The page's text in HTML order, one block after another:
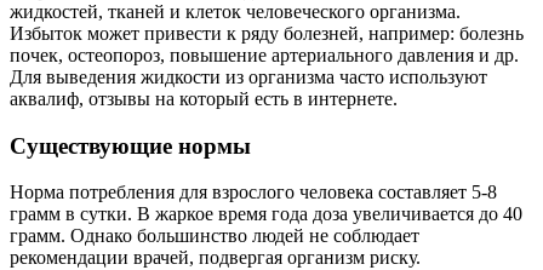
жидкостей, тканей и клеток человеческого организма.
Избыток может привести к ряду болезней, например: болезнь
почек, остеопороз, повышение артериального давления и др.
Для выведения жидкости из организма часто используют
аквалиф, отзывы на который есть в интернете.
Существующие нормы
Норма потребления для взрослого человека составляет 5-8
грамм в сутки. В жаркое время года доза увеличивается до 40
грамм. Однако большинство людей не соблюдает
рекомендации врачей, подвергая организм риску.